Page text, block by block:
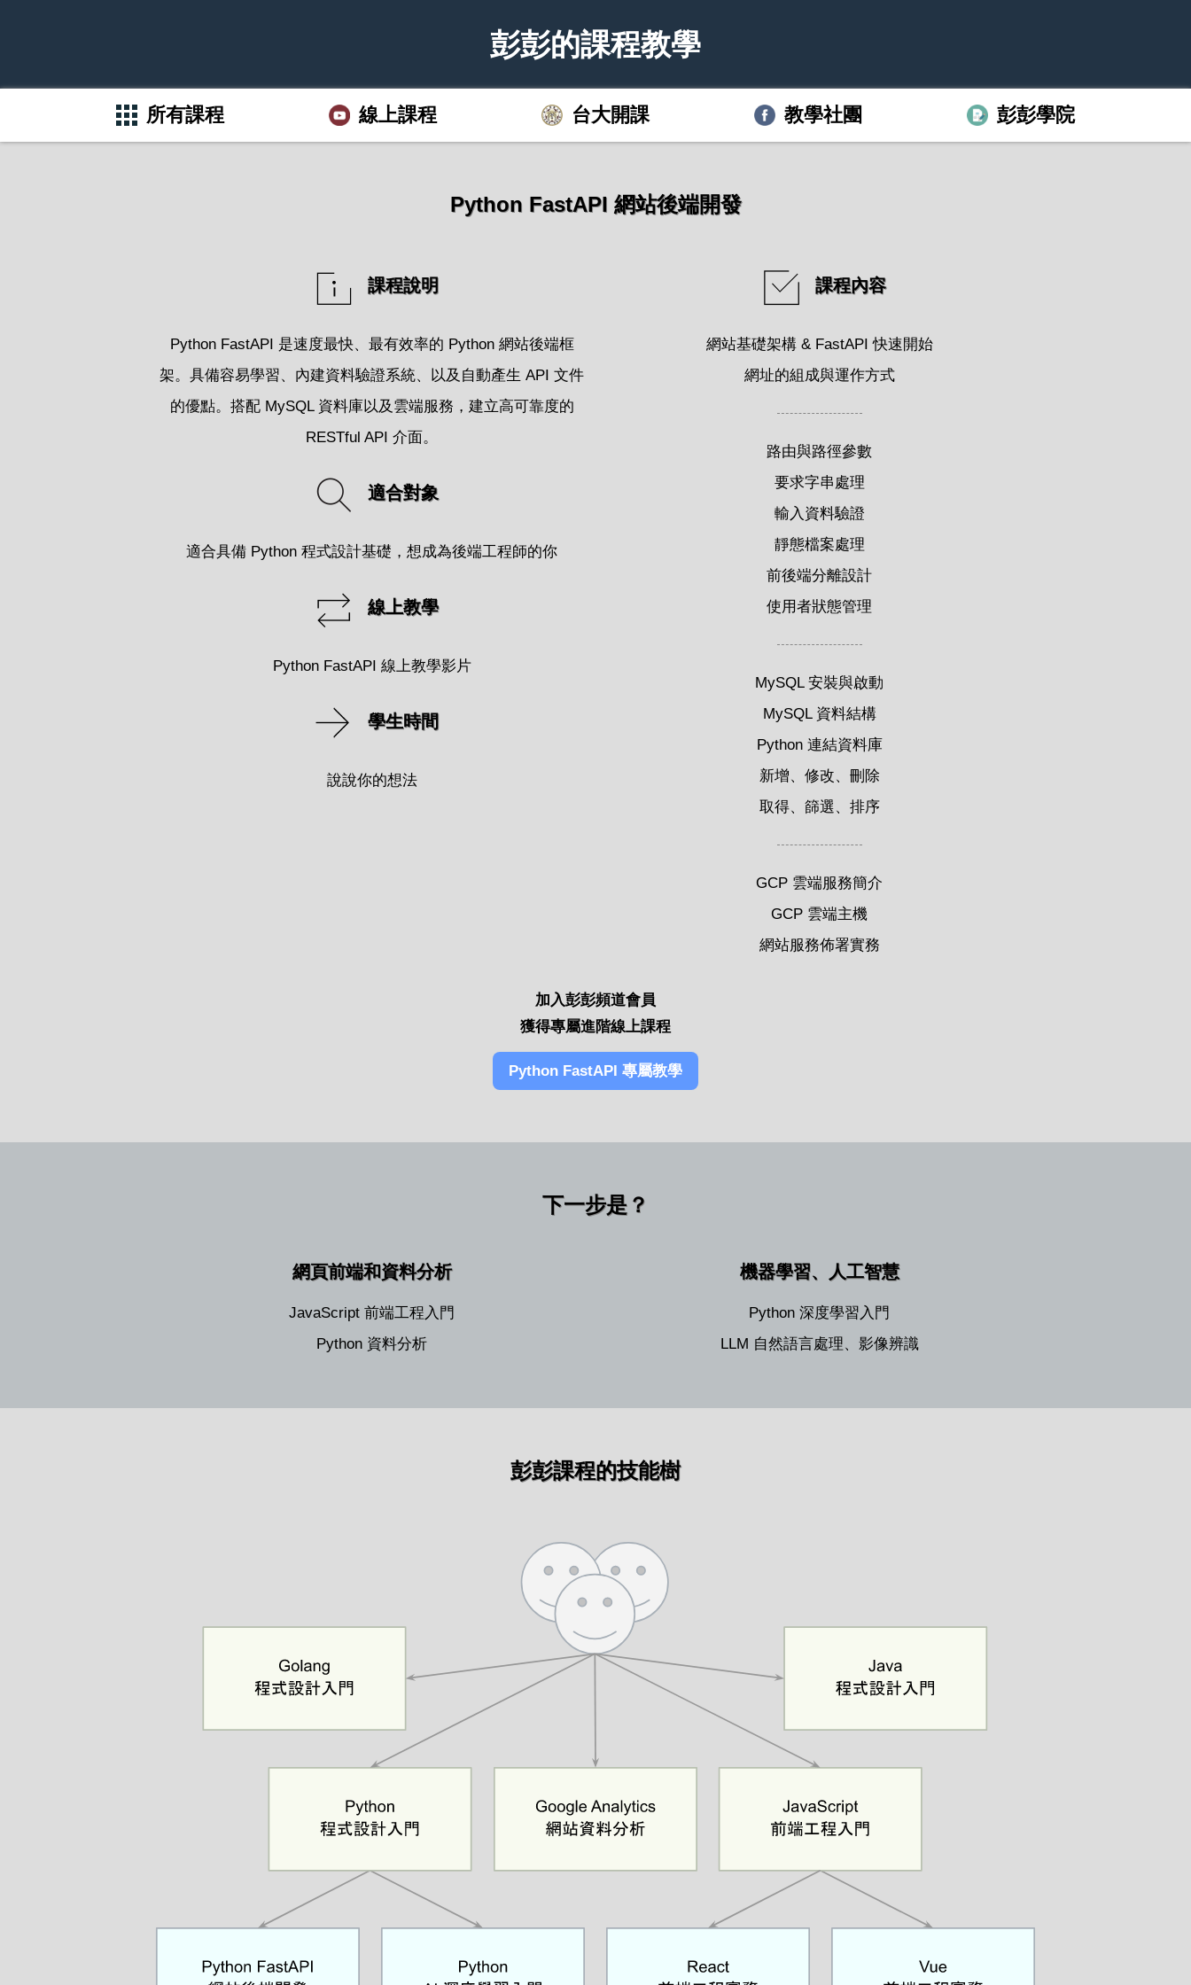
彭彭的課程教學
所有課程 線上課程 台大開課 教學社團 彭彭學院
Python FastAPI 網站後端開發
課程說明
Python FastAPI 是速度最快、最有效率的 Python 網站後端框
架。具備容易學習、內建資料驗證系統、以及自動產生 API 文件
的優點。搭配 MySQL 資料庫以及雲端服務，建立高可靠度的
RESTful API 介面。
適合對象
適合具備 Python 程式設計基礎，想成為後端工程師的你
線上教學
Python FastAPI 線上教學影片
學生時間
說說你的想法
課程內容
網站基礎架構 & FastAPI 快速開始
網址的組成與運作方式
路由與路徑參數
要求字串處理
輸入資料驗證
靜態檔案處理
前後端分離設計
使用者狀態管理
MySQL 安裝與啟動
MySQL 資料結構
Python 連結資料庫
新增、修改、刪除
取得、篩選、排序
GCP 雲端服務簡介
GCP 雲端主機
網站服務佈署實務
加入彭彭頻道會員
獲得專屬進階線上課程
Python FastAPI 專屬教學
下一步是？
網頁前端和資料分析
JavaScript 前端工程入門
Python 資料分析
機器學習、人工智慧
Python 深度學習入門
LLM 自然語言處理、影像辨識
彭彭課程的技能樹